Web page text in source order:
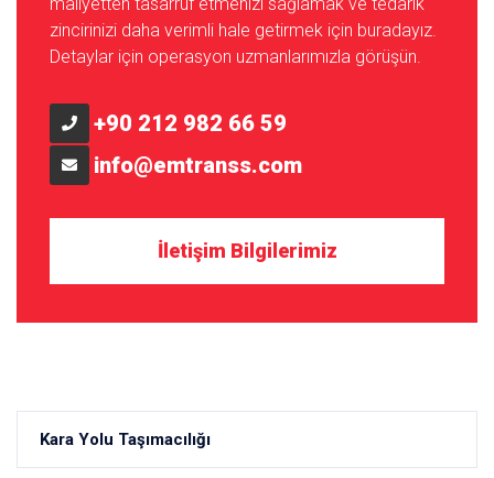
zincirinizi daha verimli hale getirmek için buradayız.
Detaylar için operasyon uzmanlarımızla görüşün.
+90 212 982 66 59
info@emtranss.com
İletişim Bilgilerimiz
Kara Yolu Taşımacılığı